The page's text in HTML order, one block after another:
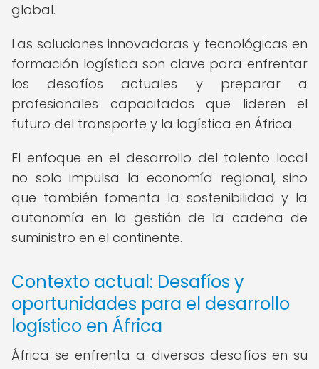
global.
Las soluciones innovadoras y tecnológicas en
formación logística son clave para enfrentar
los desafíos actuales y preparar a
profesionales capacitados que lideren el
futuro del transporte y la logística en África.
El enfoque en el desarrollo del talento local
no solo impulsa la economía regional, sino
que también fomenta la sostenibilidad y la
autonomía en la gestión de la cadena de
suministro en el continente.
Contexto actual: Desafíos y
oportunidades para el desarrollo
logístico en África
África se enfrenta a diversos desafíos en su